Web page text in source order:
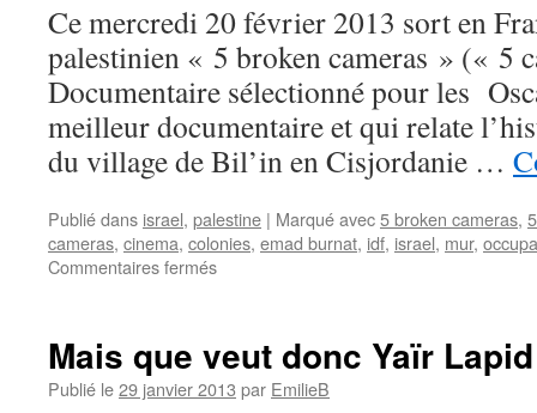
Ce mercredi 20 février 2013 sort en
palestinien « 5 broken cameras » (« 5
Documentaire sélectionné pour les
meilleur documentaire et qui relate
du village de Bil’in en Cisjordanie …
Publié dans israel, palestine | Marqué avec5 broken cameras,
cameras, cinema, colonies, emad burnat, idf, israel, mur,
Commentaires fermés
Mais que veut donc Yaïr
Publié le29 janvier 2013 par EmilieB